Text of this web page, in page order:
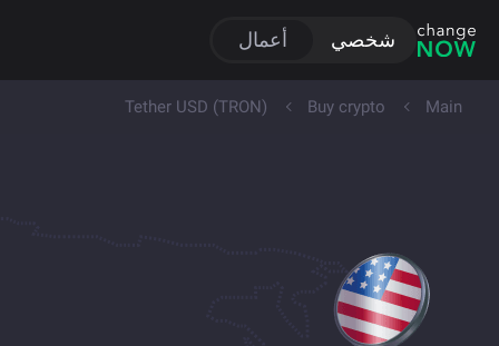
شخصي أعمال
Main
Buy crypto
Tether USD (TRON)